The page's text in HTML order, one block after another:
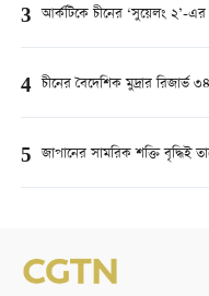
3 আর্কটিকে চীনের ‘সুয়েলং ২’-
4 চীনের বৈদেশিক মুদ্রার রিজার্ভ
5 জাপানের সামরিক শক্তি বৃদ্ধিই